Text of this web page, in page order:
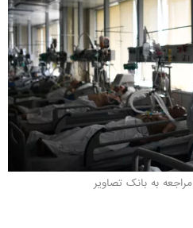
مراجعه به بانک تصاویر